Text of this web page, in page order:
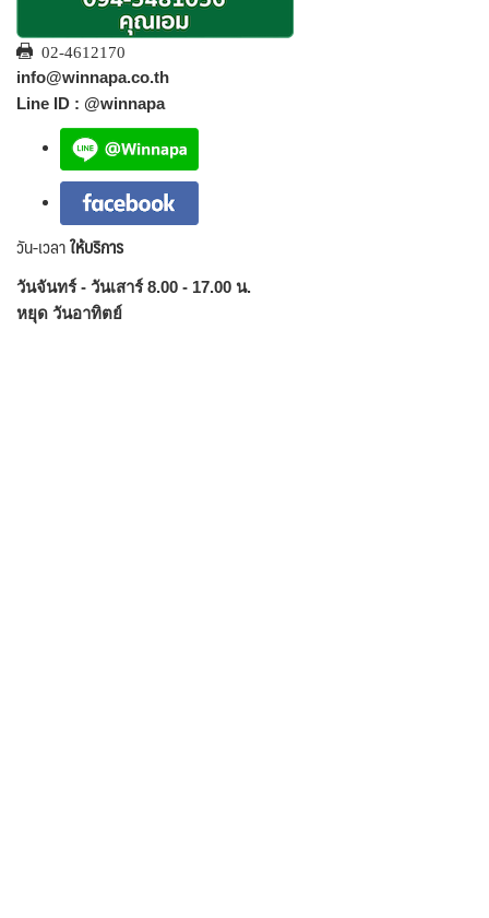
02-4612170
info@winnapa.co.th
Line ID : @winnapa
วัน-เวลาให้บริการ
วันจันทร์ - วันเสาร์ 8.00 - 17.00 น.
หยุด วันอาทิตย์